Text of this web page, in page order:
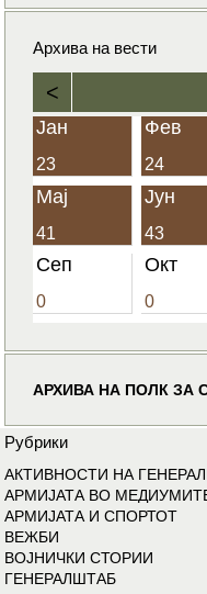
Архива на вести
<
Јан
23
Фев
24
Мај
41
Јун
43
Сеп
0
Окт
0
АРХИВА НА ПОЛК ЗА
Рубрики
АКТИВНОСТИ НА
АРМИЈАТА ВО
АРМИЈАТА И СПОРТОТ
ВЕЖБИ
ВОЈНИЧКИ СТОРИИ
ГЕНЕРАЛШТАБ